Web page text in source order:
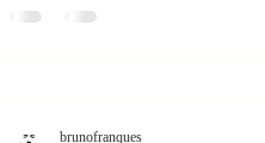
brunofranques